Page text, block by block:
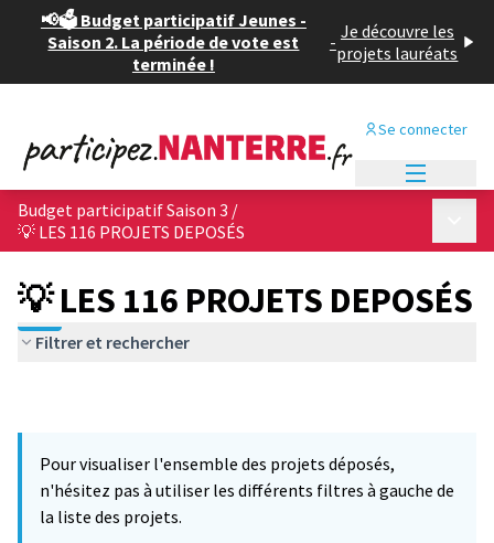
📢🗳️ Budget participatif Jeunes -
Saison 2. La période de vote est
terminée !
- Je découvre les
projets lauréats
Se connecter
Budget participatif Saison 3 /
💡 LES 116 PROJETS DEPOSÉS
💡 LES 116 PROJETS DEPOSÉS
Filtrer et rechercher
Pour visualiser l'ensemble des projets déposés,
n'hésitez pas à utiliser les différents filtres à gauche de
la liste des projets.